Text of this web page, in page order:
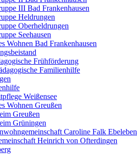
III Bad Frankenhausen
Heldrungen
Oberheldrungen
Seehausen
Wohnen Bad Frankenhausen
Frühförderung
Familienhilfe
Weißensee
Wohnen Greußen
Greußen
Grüningen
Caroline Falk Ebeleben
Heinrich von Ofterdingen